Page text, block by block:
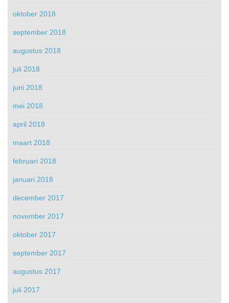
oktober 2018
september 2018
augustus 2018
juli 2018
juni 2018
mei 2018
april 2018
maart 2018
februari 2018
januari 2018
december 2017
november 2017
oktober 2017
september 2017
augustus 2017
juli 2017